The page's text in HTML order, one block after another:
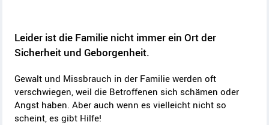
Leider ist die Familie nicht immer ein Ort der
Sicherheit und Geborgenheit.
Gewalt und Missbrauch in der Familie werden oft
verschwiegen, weil die Betroffenen sich schämen oder
Angst haben. Aber auch wenn es vielleicht nicht so
scheint, es gibt Hilfe!